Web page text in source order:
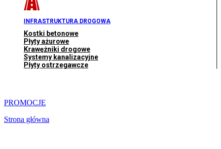
INFRASTRUKTURA DROGOWA
Kostki betonowe
Płyty ażurowe
Krawężniki drogowe
Systemy kanalizacyjne
Płyty ostrzegawcze
PROMOCJE
Strona główna